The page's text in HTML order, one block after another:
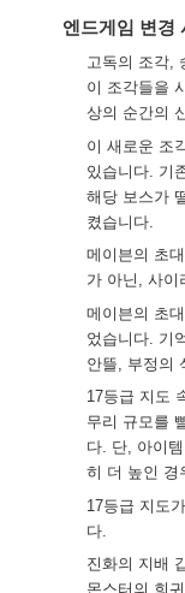
엔드게임 변경
고독의 조각,
이 조각들을
상의 순간의
이 새로운 조
있습니다. 기
해당 보스가
켰습니다.
메이븐의 초
가 아닌, 사이
메이븐의 초
었습니다. 기
안뜰, 부정의
17등급 지도
무리 규모를
다. 단, 아이
히 더 높인 경
17등급 지도
다.
진화의 지배
몬스터의 희